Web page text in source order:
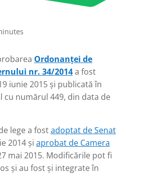
Ordonanţei de
nr. 34/2014a fost
iunie 2015 și publicată în
cu numărul 449, din data de
lege a fostadoptat de Senat
2014 și aprobat de Camera
mai 2015. Modificările pot fi
și au fost și integrate în